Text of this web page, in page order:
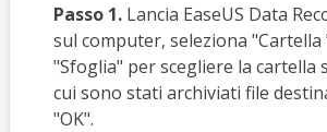
Passo 1.Lancia EaseUS Data
sul computer, seleziona "Cartella
"Sfoglia" per scegliere la cartella
cui sono stati archiviati file
"OK".